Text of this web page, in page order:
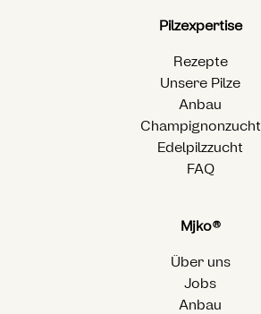
Pilzexpertise
Rezepte
Unsere Pilze
Anbau
Champignonzucht
Edelpilzzucht
FAQ
Mjko®
Über uns
Jobs
Anbau